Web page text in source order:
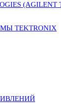
(AGILENT
TEKTRONIX